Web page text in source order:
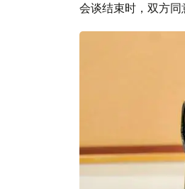
会谈结束时，双方同